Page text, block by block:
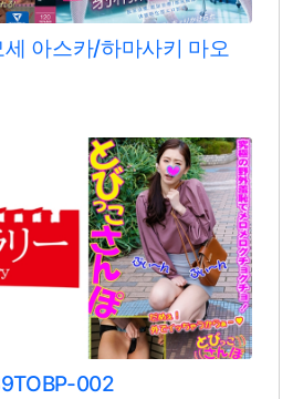
아스카/하마사키 마오
002